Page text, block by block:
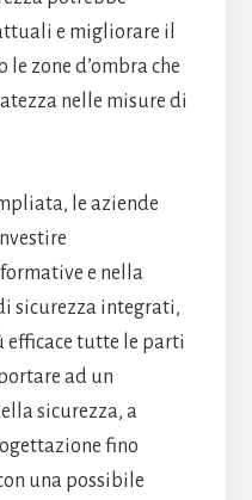
e migliorare il
zone d’ombra che
nelle misure di
le aziende
e nella
sicurezza integrati,
efficace tutte le parti
ad un
sicurezza, a
fino
una possibile